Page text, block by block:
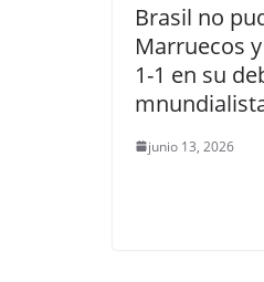
Brasil no
Marruecos
1-1 en su
junio 13, 2026